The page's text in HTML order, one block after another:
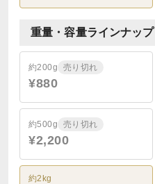
重量・容量ラインナップ
約200g 売り切れ
¥880
約500g 売り切れ
¥2,200
約2kg